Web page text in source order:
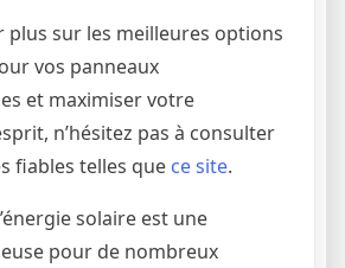
plus sur les meilleures options
vos panneaux
et maximiser votre
n’hésitez pas à consulter
fiables telles que ce site.
solaire est une
pour de nombreux